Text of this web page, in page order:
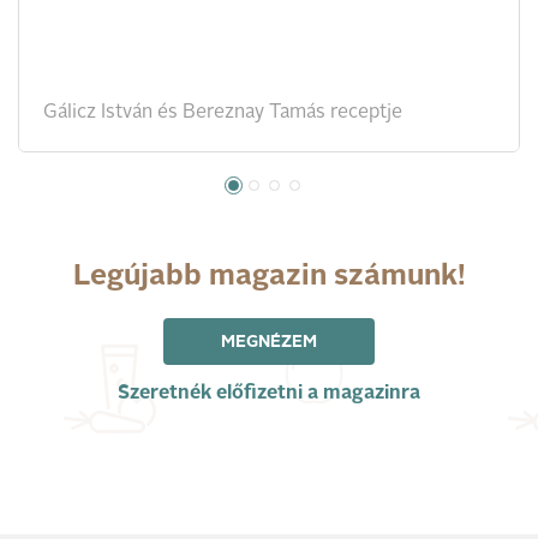
Gálicz István és Bereznay Tamás receptje
Legújabb magazin számunk!
MEGNÉZEM
Szeretnék előfizetni a magazinra